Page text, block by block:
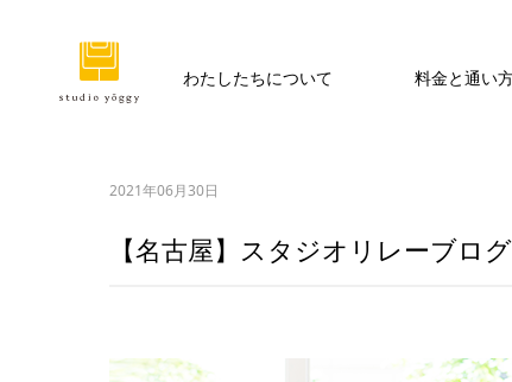
わたしたちについて 料金と通い
2021年06月30日
【名古屋】スタジオリレーブログ